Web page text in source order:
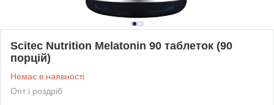
Scitec Nutrition Melatonin 90 таблеток (90
порцій)
Немає в наявності
Опт і роздріб